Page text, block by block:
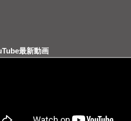
最新動画